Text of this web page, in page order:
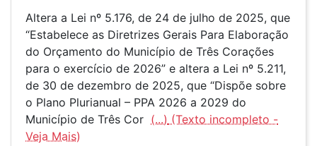
Altera a Lei nº 5.176, de 24 de julho de 2025, que
“Estabelece as Diretrizes Gerais Para Elaboração
do Orçamento do Município de Três Corações
para o exercício de 2026” e altera a Lei nº 5.211,
de 30 de dezembro de 2025, que “Dispõe sobre
o Plano Plurianual – PPA 2026 a 2029 do
Município de Três Cor (...)